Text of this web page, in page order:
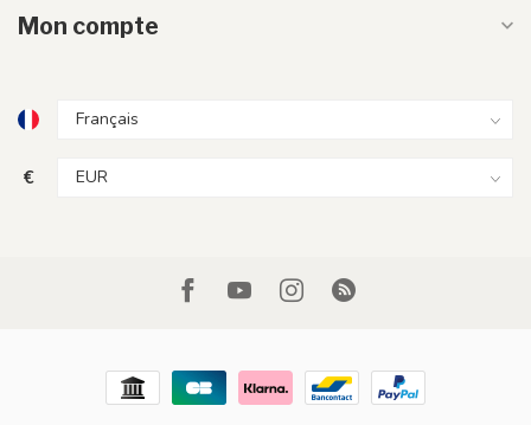
Mon compte
€